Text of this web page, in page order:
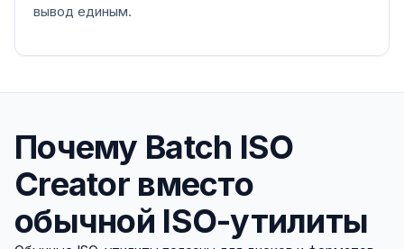
вывод единым.
Почему Batch ISO
Creator вместо
обычной ISO-утилиты